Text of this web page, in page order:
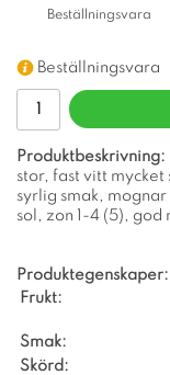
Beställningsvara
Beställningsvara
Produktbeskrivning:
stor, fast vitt
syrlig smak,
sol, zon 1-4 (5), god
Produktegenskaper:
Frukt:
Smak:
Skörd: